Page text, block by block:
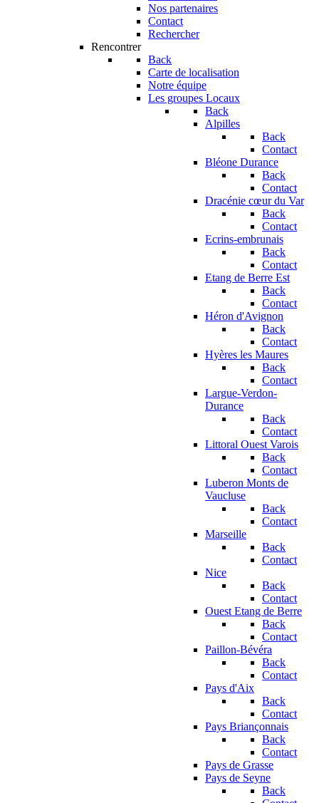
Nos partenaires
Contact
Rechercher
Rencontrer
Back
Carte de localisation
Notre équipe
Les groupes Locaux
Back
Alpilles
Back
Contact
Bléone Durance
Back
Contact
Dracénie cœur du Var
Back
Contact
Ecrins-embrunais
Back
Contact
Etang de Berre Est
Back
Contact
Héron d'Avignon
Back
Contact
Hyères les Maures
Back
Contact
Largue-Verdon-
Durance
Back
Contact
Littoral Ouest Varois
Back
Contact
Luberon Monts de
Vaucluse
Back
Contact
Marseille
Back
Contact
Nice
Back
Contact
Ouest Etang de Berre
Back
Contact
Paillon-Bévéra
Back
Contact
Pays d'Aix
Back
Contact
Pays Briançonnais
Back
Contact
Pays de Grasse
Pays de Seyne
Back